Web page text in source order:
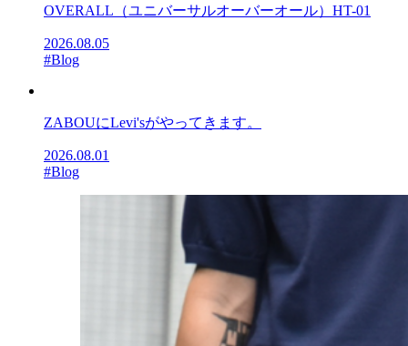
OVERALL（ユニバーサルオーバーオール）HT-01
2026.08.05
#Blog
ZABOUにLevi'sがやってきます。
2026.08.01
#Blog